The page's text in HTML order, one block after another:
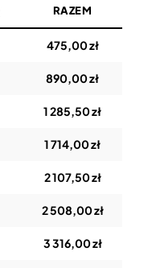
RAZEM
475,00 zł
890,00 zł
1 285,50 zł
1 714,00 zł
2 107,50 zł
2 508,00 zł
3 316,00 zł